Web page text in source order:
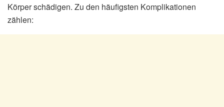
Körper schädigen. Zu den häufigsten Komplikationen
zählen: